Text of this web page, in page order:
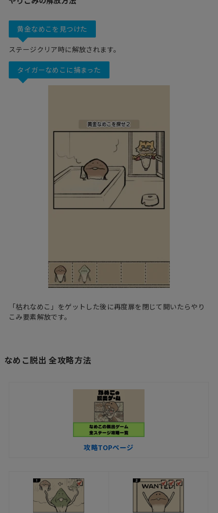
黄金なめこを見つけた
ステージクリア時に解放されます。
タイガーなめこに捕まった
「枯れなめこ」をゲットした後に再度扉を閉じて開いたらやり
こみ要素解放です。
なめこ脱出 全攻略方法
攻略TOPページ